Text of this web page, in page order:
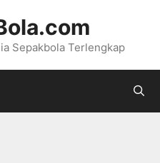
Sepakbola Terlengkap